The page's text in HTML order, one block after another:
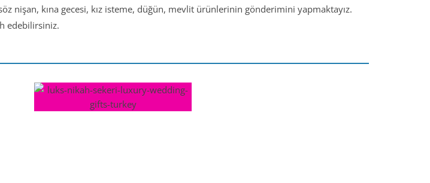
nişan, kına gecesi, kız isteme, düğün, mevlit ürünlerinin gönderimini yapmaktayız.
edebilirsiniz.